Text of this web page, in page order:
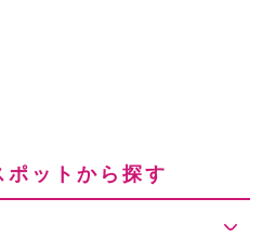
ポットから探す